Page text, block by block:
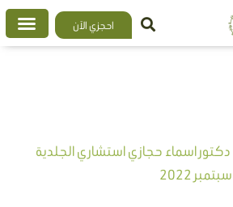
احجزي الآن
دكتور اسماء حجازي استشاري الجلدية